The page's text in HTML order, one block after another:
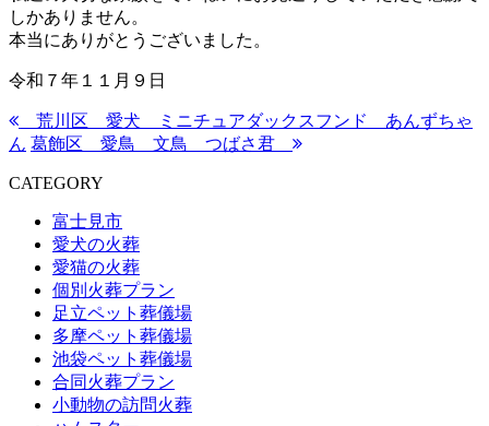
しかありません。
本当にありがとうございました。
令和７年１１月９日
荒川区 愛犬 ミニチュアダックスフンド あんずちゃ
ん 葛飾区 愛鳥 文鳥 つばさ君
CATEGORY
富士見市
愛犬の火葬
愛猫の火葬
個別火葬プラン
足立ペット葬儀場
多摩ペット葬儀場
池袋ペット葬儀場
合同火葬プラン
小動物の訪問火葬